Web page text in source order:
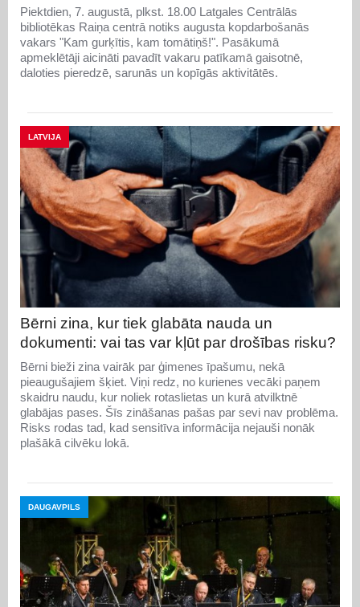
Piektdien, 7. augustā, plkst. 18.00 Latgales Centrālās
bibliotēkas Raiņa centrā notiks augusta kopdarbošanās
vakars "Kam gurķītis, kam tomātiņš!". Pasākumā
apmeklētāji aicināti pavadīt vakaru patīkamā gaisotnē,
daloties pieredzē, sarunās un kopīgās aktivitātēs.
LATVIJA
Bērni zina, kur tiek glabāta nauda un
dokumenti: vai tas var kļūt par drošības risku?
Bērni bieži zina vairāk par ģimenes īpašumu, nekā
pieaugušajiem šķiet. Viņi redz, no kurienes vecāki paņem
skaidru naudu, kur noliek rotaslietas un kurā atvilktnē
glabājas pases. Šīs zināšanas pašas par sevi nav problēma.
Risks rodas tad, kad sensitīva informācija nejauši nonāk
plašākā cilvēku lokā.
DAUGAVPILS